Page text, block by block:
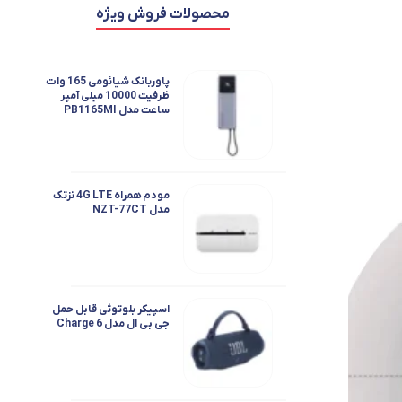
محصولات فروش ویژه
پاوربانک شیائومی 165 وات
ظرفیت 10000 میلی آمپر
ساعت مدل PB1165MI
مودم همراه 4G LTE نزتک
مدل NZT-77CT
اسپیکر بلوتوثی قابل حمل
جی بی ال مدل Charge 6